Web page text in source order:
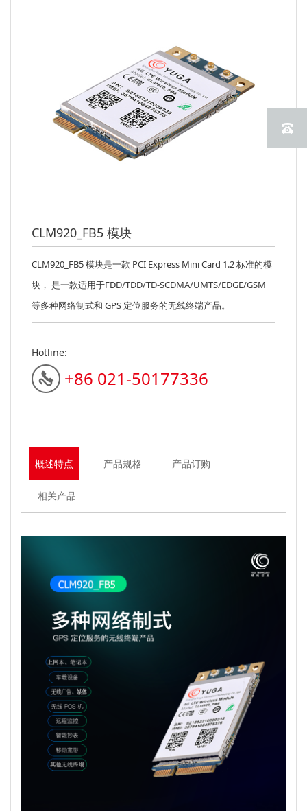
CLM920_FB5 模块
CLM920_FB5 模块是一款 PCI Express Mini Card 1.2 标准的模
块， 是一款适用于FDD/TDD/TD-SCDMA/UMTS/EDGE/GSM
等多种网络制式和 GPS 定位服务的无线终端产品。
Hotline:
+86 021-50177336
概述特点 产品规格 产品订购
相关产品